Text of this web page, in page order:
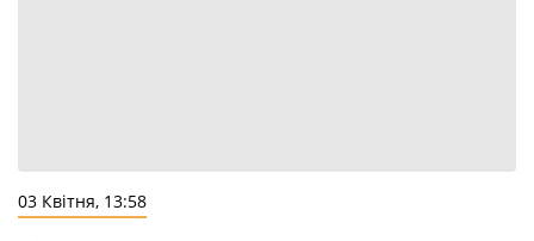
03 Квітня, 13:58